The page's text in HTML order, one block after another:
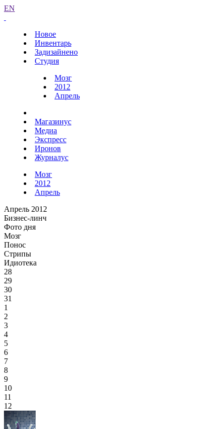
EN
Новое
Инвентарь
Задизайнено
Студия
Мозг
2012
Апрель
Магазинус
Медиа
Экспресс
Иронов
Журналус
Мозг
2012
Апрель
Апрель 2012
Бизнес-линч
Фото дня
Мозг
Понос
Стрипы
Идиотека
28
29
30
31
1
2
3
4
5
6
7
8
9
10
11
12